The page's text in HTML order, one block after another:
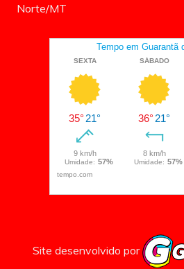
Norte/MT
Site desenvolvido por